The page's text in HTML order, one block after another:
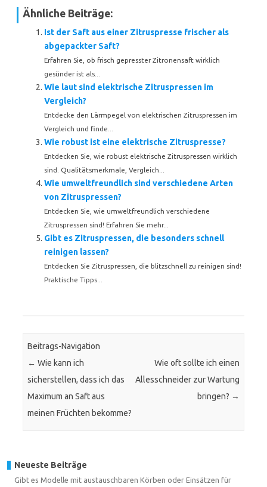
Ähnliche Beiträge:
Ist der Saft aus einer Zitruspresse frischer als
abgepackter Saft?
Erfahren Sie, ob frisch gepresster Zitronensaft wirklich
gesünder ist als...
Wie laut sind elektrische Zitruspressen im
Vergleich?
Entdecke den Lärmpegel von elektrischen Zitruspressen im
Vergleich und finde...
Wie robust ist eine elektrische Zitruspresse?
Entdecken Sie, wie robust elektrische Zitruspressen wirklich
sind. Qualitätsmerkmale, Vergleich...
Wie umweltfreundlich sind verschiedene Arten
von Zitruspressen?
Entdecken Sie, wie umweltfreundlich verschiedene
Zitruspressen sind! Erfahren Sie mehr...
Gibt es Zitruspressen, die besonders schnell
reinigen lassen?
Entdecken Sie Zitruspressen, die blitzschnell zu reinigen sind!
Praktische Tipps...
Beitrags-Navigation
← Wie kann ich
sicherstellen, dass ich das
Maximum an Saft aus
meinen Früchten bekomme?
Wie oft sollte ich einen
Allesschneider zur Wartung
bringen? →
Neueste Beiträge
Gibt es Modelle mit austauschbaren Körben oder Einsätzen für